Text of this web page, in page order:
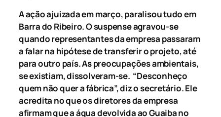
A ação ajuizada em março, paralisou tudo em
Barra do Ribeiro. O suspense agravou-se
quando representantes da empresa passaram
a falar na hipótese de transferir o projeto, até
para outro país. As preocupações ambientais,
se existiam, dissolveram-se. “Desconheço
quem não quer a fábrica”, diz o secretário. Ele
acredita no que os diretores da empresa
afirmam que a água devolvida ao Guaiba no